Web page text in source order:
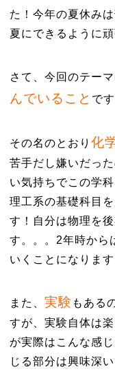
た！今年の夏休み
夏にできるように頑
さて、今回のテー
んでいること です
その名のとおり 化
苦手だし嫌いだっ
い気持ちでこの学
理工系の基礎科目
す！自分は物理を
す。。。2年時から
いくことになります
また、 実験 もある
すが、実験自体は
が実際はこんな感
じる部分は興味深